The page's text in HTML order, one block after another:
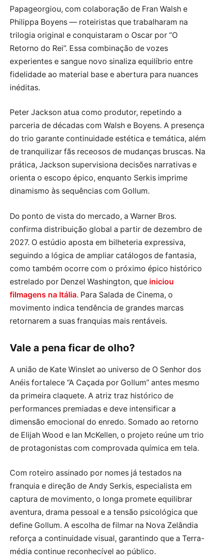
Papageorgiou, com colaboração de Fran Walsh e
Philippa Boyens — roteiristas que trabalharam na
trilogia original e conquistaram o Oscar por “O
Retorno do Rei”. Essa combinação de vozes
experientes e sangue novo sinaliza equilíbrio entre
fidelidade ao material base e abertura para nuances
inéditas.
Peter Jackson atua como produtor, repetindo a
parceria de décadas com Walsh e Boyens. A presença
do trio garante continuidade estética e temática, além
de tranquilizar fãs receosos de mudanças bruscas. Na
prática, Jackson supervisiona decisões narrativas e
orienta o escopo épico, enquanto Serkis imprime
dinamismo às sequências com Gollum.
Do ponto de vista do mercado, a Warner Bros.
confirma distribuição global a partir de dezembro de
2027. O estúdio aposta em bilheteria expressiva,
seguindo a lógica de ampliar catálogos de fantasia,
como também ocorre com o próximo épico histórico
estrelado por Denzel Washington, que iniciou
filmagens na Itália. Para Salada de Cinema, o
movimento indica tendência de grandes marcas
retornarem a suas franquias mais rentáveis.
Vale a pena ficar de olho?
A união de Kate Winslet ao universo de O Senhor dos
Anéis fortalece “A Caçada por Gollum” antes mesmo
da primeira claquete. A atriz traz histórico de
performances premiadas e deve intensificar a
dimensão emocional do enredo. Somado ao retorno
de Elijah Wood e Ian McKellen, o projeto reúne um trio
de protagonistas com comprovada química em tela.
Com roteiro assinado por nomes já testados na
franquia e direção de Andy Serkis, especialista em
captura de movimento, o longa promete equilibrar
aventura, drama pessoal e a tensão psicológica que
define Gollum. A escolha de filmar na Nova Zelândia
reforça a continuidade visual, garantindo que a Terra-
média continue reconhecível ao público.